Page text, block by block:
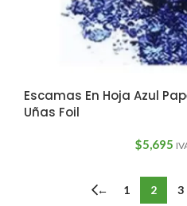
Escamas En Hoja Azul
Uñas Foil
$5,695
← 1 2 3